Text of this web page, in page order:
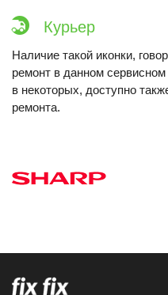
Курьер
Наличие такой иконки,
ремонт в данном
в некоторых, доступно
ремонта.